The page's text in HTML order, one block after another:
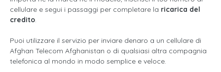
cellulare e segui i passaggi per completare la ricarica del
credito.
Puoi utilizzare il servizio per inviare denaro a un cellulare di
Afghan Telecom Afghanistan o di qualsiasi altra compagnia
telefonica al mondo in modo semplice e veloce.